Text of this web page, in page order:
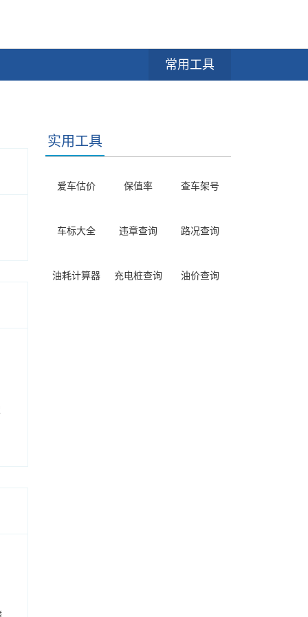
常用工具
实用工具
爱车估价 保值率 查车架号
车标大全 违章查询 路况查询
油耗计算器 充电桩查询 油价查询